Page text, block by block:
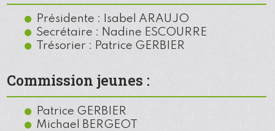
Présidente : Isabel ARAUJO
Secrétaire : Nadine ESCOURRE
Trésorier : Patrice GERBIER
Commission jeunes :
Patrice GERBIER
Michael BERGEOT